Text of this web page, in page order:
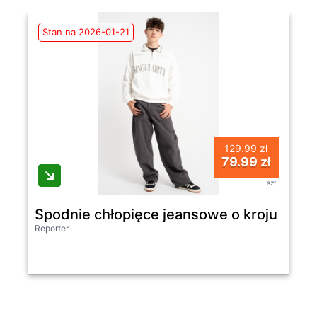
Stan na 2026-01-21
129.99 zł
79.99 zł
szt
Spodnie chłopięce jeansowe o kroju
Reporter